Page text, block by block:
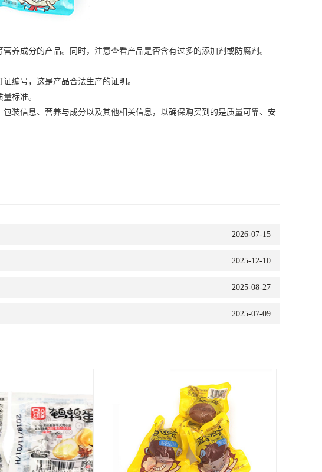
成分的产品。同时，注意查看产品是否含有过多的添加剂或防腐剂。
编号，这是产品合法生产的证明。
标准。
信息、营养与成分以及其他相关信息，以确保购买到的是质量可靠、安
2026-07-15
2025-12-10
2025-08-27
2025-07-09